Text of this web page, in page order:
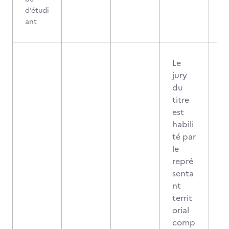
d’étudi
ant
Le
jury
du
titre
est
habili
té par
le
repré
senta
nt
territ
orial
comp